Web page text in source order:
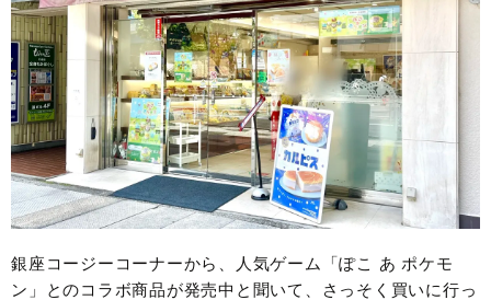
銀座コージーコーナーから、人気ゲーム「ぽこ あ ポケモ
ン」とのコラボ商品が発売中と聞いて、さっそく買いに行っ